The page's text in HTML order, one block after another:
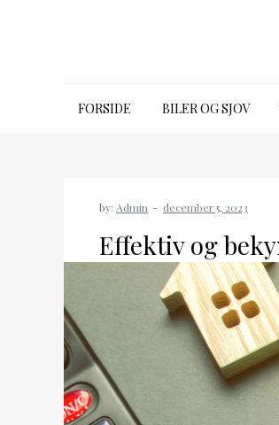
FORSIDE BILER OG SJOV
by: Admin
Effektiv og